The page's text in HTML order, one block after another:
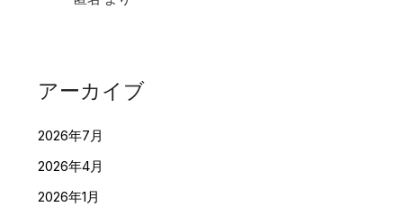
アーカイブ
2026年7月
2026年4月
2026年1月